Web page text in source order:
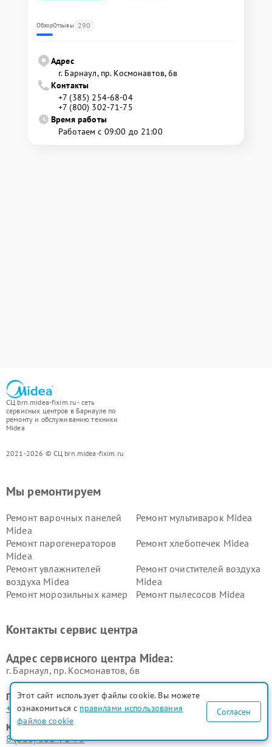
ОбзорОтзывы 290
Адрес
г. Барнаул, ​пр. Космонавтов, 6в
Контакты
+7 (385) 254-68-04
+7 (800) 302-71-75
Время работы
Работаем с 09:00 до 21:00
СЦ brn.midea-fixim.ru - сеть
сервисных центров в Барнауле по
ремонту и обслуживанию техники
Midea
2021-2026 © СЦ brn.midea-fixim.ru
Мы ремонтируем
Ремонт варочных панелей
Midea
Ремонт мультиварок Midea
Ремонт парогенераторов
Midea
Ремонт хлебопечек Midea
Ремонт увлажнителей
воздуха Midea
Ремонт очистителей воздуха
Midea
Ремонт морозильных камер
Ремонт пылесосов Midea
пылесосов Midea
Midea
Контакты сервис центра
Адрес сервисного центра Midea:
г. Барнаул, ​пр. Космонавтов, 6в
Горячая линия:
+7 (385) 254-68-04
Контактный телефон:
8 (800) 302-71-75
Этот сайт использует файлы cookie. Вы можете
ознакомиться с правилами использования
файлов cookie
Согласен